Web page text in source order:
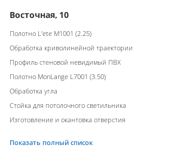
Восточная, 10
Полотно L'ete M1001 (2.25)
Обработка криволинейной траектории
Профиль стеновой невидимый ПВХ
Полотно MonLange L7001 (3.50)
Обработка угла
Стойка для потолочного светильника
Изготовление и окантовка отверстия
Показать полный список